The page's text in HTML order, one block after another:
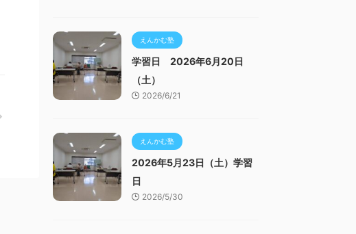
えんかむ塾
学習日 2026年6月20日
（土）
2026/6/21
えんかむ塾
2026年5月23日（土）学習
日
2026/5/30